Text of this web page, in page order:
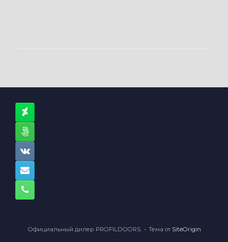
Официальный дилер PROFILDOORS. Тема от SiteOrigin